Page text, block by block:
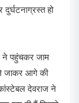
हो
ने पहुंचकर जाम
ले जाकर आगे की
देवराज ने